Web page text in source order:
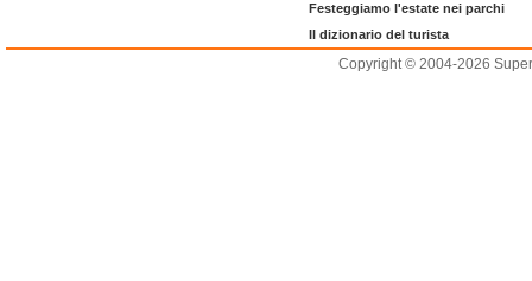
Festeggiamo l'estate nei parchi
Il dizionario del turista
Copyright © 2004-2026